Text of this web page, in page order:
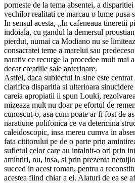
porneste de la tema absentei, a
vechilor realitati ce marcau o lume pusa
In sensul acesta, „In cafeneaua tineretii
indoiala, cu gandul la demersul
pierdut, numai ca Modiano nu se
consacratei teme a marelui sau
narativ ce recurge la procedee mult mai
decat creatiile sale anterioare.
Astfel, daca subiectul in sine este
clarifica disparitia si ulterioara
careia apropiatii ii spun Louki,
mizeaza mult nu doar pe efortul de
cunoscut-o, asa cum poate ar fi fost de
naratiune polifonica ce va determina
caleidoscopic, insa mereu cumva in
fata cititorului pe de o parte prin
sufletul celor care au intalnit-o ori prin
amintiri, nu, insa, si prin prezenta
succed in acest roman, pentru a
acestea fiind chiar a ei. Alaturi de ea se